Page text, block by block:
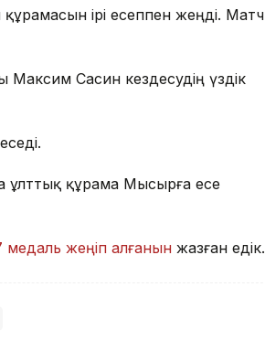
ірі есеппен жеңді. Матч
Максим Сасин кездесудің үздік
ұлттық құрама Мысырға есе
медаль жеңіп алғанын жазған едік.